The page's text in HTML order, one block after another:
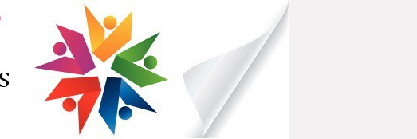
ET BIBLIOTHÈQUES POUR TOUS
DÉPARTEMENTAL DU HAVRE